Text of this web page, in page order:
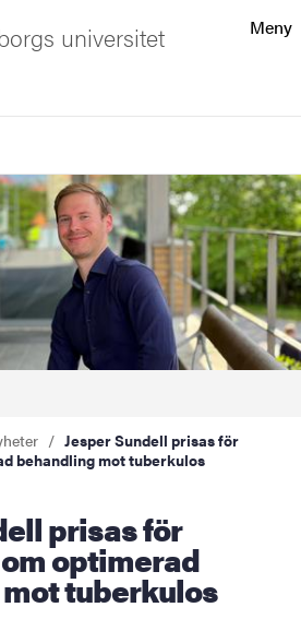
Meny
universitet
Jesper Sundell prisas för
behandling mot tuberkulos
optimerad
tuberkulos